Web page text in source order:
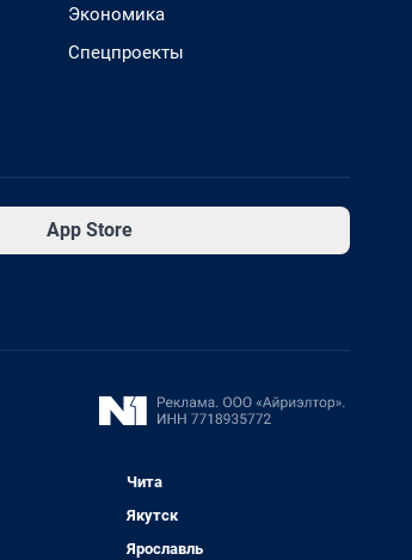
Экономика
Спецпроекты
App Store
Чита
Якутск
Ярославль